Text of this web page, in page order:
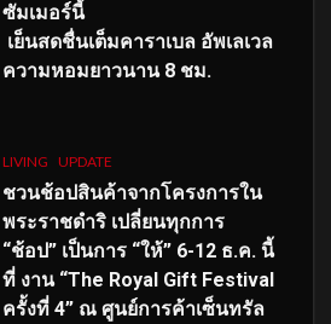
ซัมเมอร์นี้
เย็นสดชื่นเต็มคาราเบล อัพเลเวล
ความหอมยาวนาน 8 ชม.
LIVING UPDATE
ชวนช้อปสินค้าจากโครงการใน
พระราชดำริ เปลี่ยนทุกการ
“ช้อป” เป็นการ “ให้” 6-12 ธ.ค. นี้
ที่ งาน “The Royal Gift Festival
ครั้งที่ 4” ณ ศูนย์การค้าเซ็นทรัล